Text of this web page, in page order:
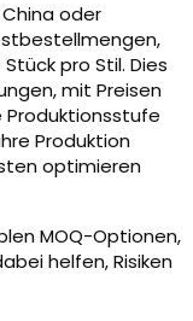
oder
pro Stil. Dies
mit Preisen
Produktionsstufe
Produktion
optimieren
MOQ-Optionen,
helfen, Risiken